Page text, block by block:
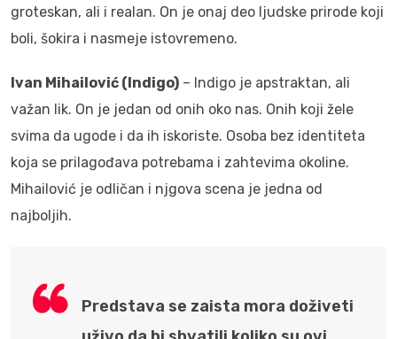
groteskan, ali i realan. On je onaj deo ljudske prirode koji
boli, šokira i nasmeje istovremeno.
Ivan Mihailović (Indigo) – Indigo je apstraktan, ali
važan lik. On je jedan od onih oko nas. Onih koji žele
svima da ugode i da ih iskoriste. Osoba bez identiteta
koja se prilagođava potrebama i zahtevima okoline.
Mihailović je odličan i njgova scena je jedna od
najboljih.
Predstava se zaista mora doživeti